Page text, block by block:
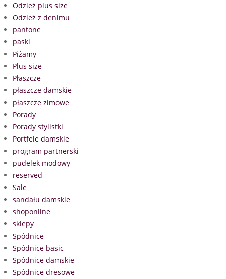
Odzież plus size
Odzież z denimu
pantone
paski
Piżamy
Plus size
Płaszcze
płaszcze damskie
płaszcze zimowe
Porady
Porady stylistki
Portfele damskie
program partnerski
pudelek modowy
reserved
Sale
sandału damskie
shoponline
sklepy
Spódnice
Spódnice basic
Spódnice damskie
Spódnice dresowe